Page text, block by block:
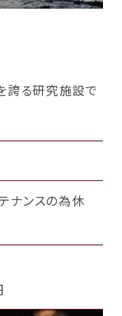
誇る研究施設で
ナンスの為休